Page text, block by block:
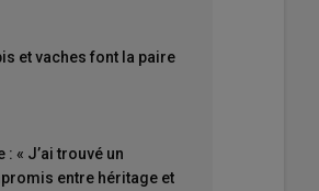
et vaches font la paire
: « J’ai trouvé un
entre héritage et